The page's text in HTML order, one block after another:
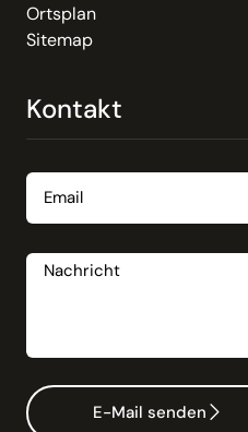
Ortsplan
Sitemap
Kontakt
E-Mail senden